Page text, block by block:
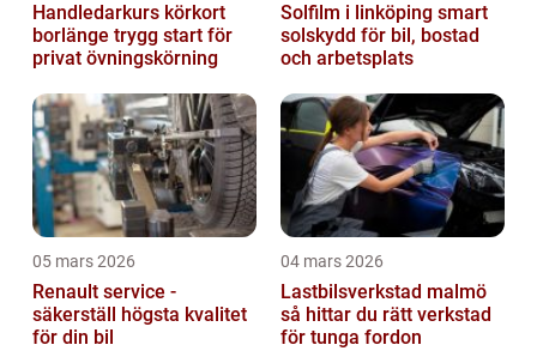
Handledarkurs körkort
borlänge trygg start för
privat övningskörning
Solfilm i linköping smart
solskydd för bil, bostad
och arbetsplats
05 mars 2026
Renault service -
säkerställ högsta kvalitet
för din bil
04 mars 2026
Lastbilsverkstad malmö
så hittar du rätt verkstad
för tunga fordon